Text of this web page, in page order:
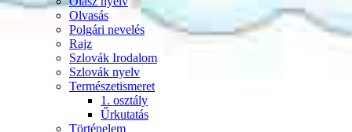
Olvasás
Polgári nevelés
Rajz
Szlovák Irodalom
Szlovák nyelv
Természetismeret
1. osztály
Űrkutatás
Történelem